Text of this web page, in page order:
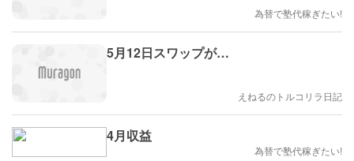
為替で塾代稼ぎたい!
5月12日スワップが…
えねるのトルコリラ日記
4月収益
為替で塾代稼ぎたい!